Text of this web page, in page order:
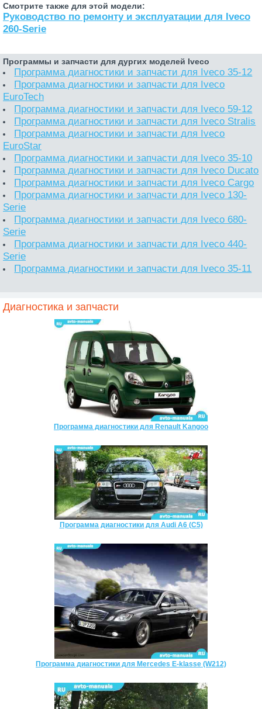
Смотрите также для этой модели:
Руководство по ремонту и эксплуатации для Iveco
260-Serie
Программы и запчасти для дургих моделей Iveco
Программа диагностики и запчасти для Iveco 35-12
Программа диагностики и запчасти для Iveco
EuroTech
Программа диагностики и запчасти для Iveco 59-12
Программа диагностики и запчасти для Iveco Stralis
Программа диагностики и запчасти для Iveco
EuroStar
Программа диагностики и запчасти для Iveco 35-10
Программа диагностики и запчасти для Iveco Ducato
Программа диагностики и запчасти для Iveco Cargo
Программа диагностики и запчасти для Iveco 130-
Serie
Программа диагностики и запчасти для Iveco 680-
Serie
Программа диагностики и запчасти для Iveco 440-
Serie
Программа диагностики и запчасти для Iveco 35-11
Диагностика и запчасти
Программа диагностики для Renault Kangoo
Программа диагностики для Audi A6 (C5)
Программа диагностики для Mercedes E-klasse (W212)